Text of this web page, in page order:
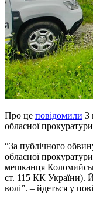
Про це повідомили 3
обласної
“За публічного
обласної
мешканця
ст. 115 КК України).
волі”. – йдеться у